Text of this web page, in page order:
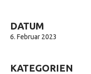
DATUM
6. Februar 2023
KATEGORIEN